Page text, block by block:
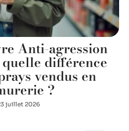
Anti-agression
différence
vendus en
?
juillet 2026